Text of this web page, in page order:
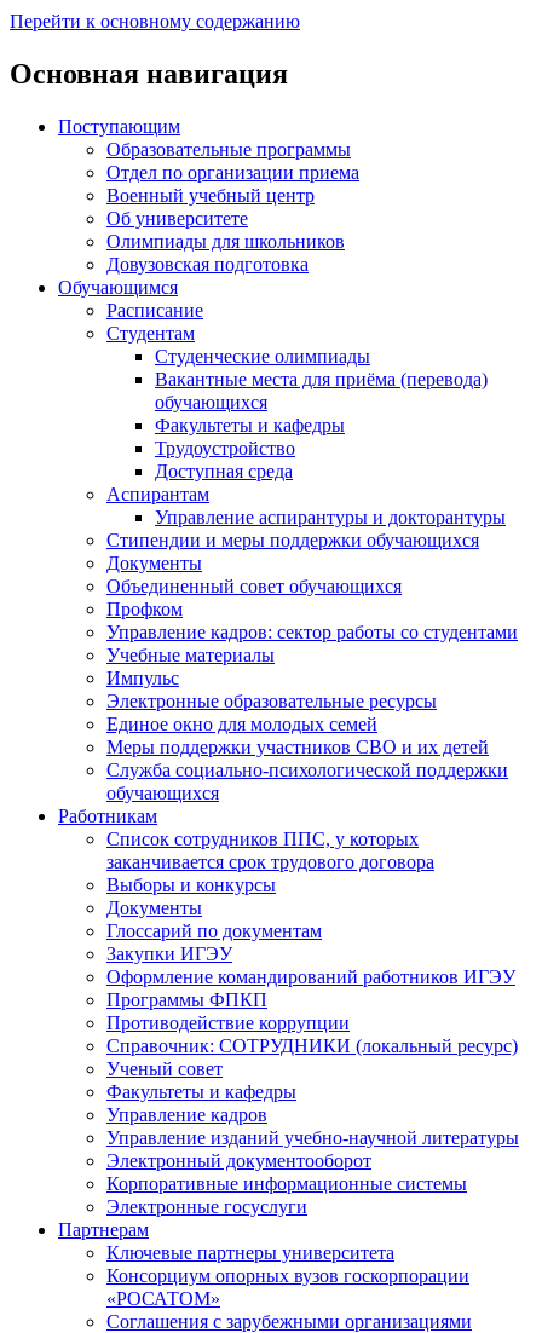
Перейти к основному содержанию
Основная навигация
Поступающим
Образовательные программы
Отдел по организации приема
Военный учебный центр
Об университете
Олимпиады для школьников
Довузовская подготовка
Обучающимся
Расписание
Студентам
Студенческие олимпиады
Вакантные места для приёма (перевода)
обучающихся
Факультеты и кафедры
Трудоустройство
Доступная среда
Аспирантам
Управление аспирантуры и докторантуры
Стипендии и меры поддержки обучающихся
Документы
Объединенный совет обучающихся
Профком
Управление кадров: сектор работы со студентами
Учебные материалы
Импульс
Электронные образовательные ресурсы
Единое окно для молодых семей
Меры поддержки участников СВО и их детей
Служба социально-психологической поддержки
обучающихся
Работникам
Список сотрудников ППС, у которых
заканчивается срок трудового договора
Выборы и конкурсы
Документы
Глоссарий по документам
Закупки ИГЭУ
Оформление командирований работников ИГЭУ
Программы ФПКП
Противодействие коррупции
Справочник: СОТРУДНИКИ (локальный ресурс)
Ученый совет
Факультеты и кафедры
Управление кадров
Управление изданий учебно-научной литературы
Электронный документооборот
Корпоративные информационные системы
Электронные госуслуги
Партнерам
Ключевые партнеры университета
Консорциум опорных вузов госкорпорации
«РОСАТОМ»
Соглашения с зарубежными организациями